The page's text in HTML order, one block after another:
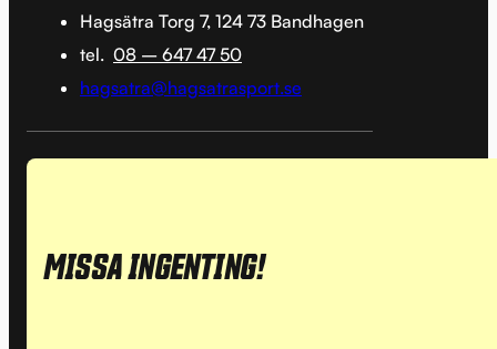
Hagsätra Torg 7, 124 73 Bandhagen
tel. 08 – 647 47 50
hagsatra@hagsatrasport.se
MISSA INGENTING!